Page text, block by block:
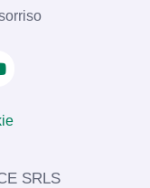
SRLS​